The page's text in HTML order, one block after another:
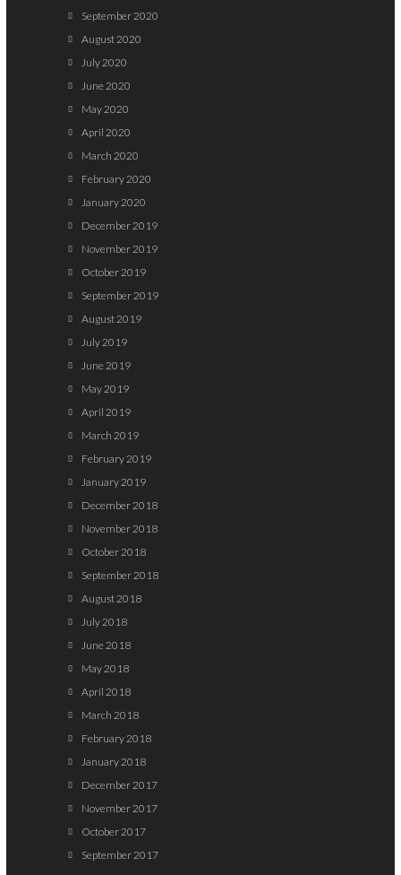
September 2020
August 2020
July 2020
June 2020
May 2020
April 2020
March 2020
February 2020
January 2020
December 2019
November 2019
October 2019
September 2019
August 2019
July 2019
June 2019
May 2019
April 2019
March 2019
February 2019
January 2019
December 2018
November 2018
October 2018
September 2018
August 2018
July 2018
June 2018
May 2018
April 2018
March 2018
February 2018
January 2018
December 2017
November 2017
October 2017
September 2017